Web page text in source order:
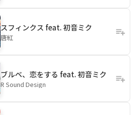
スフィンクス feat. 初音ミク
唐紅
ブルベ、恋をする feat. 初音ミク
R Sound Design